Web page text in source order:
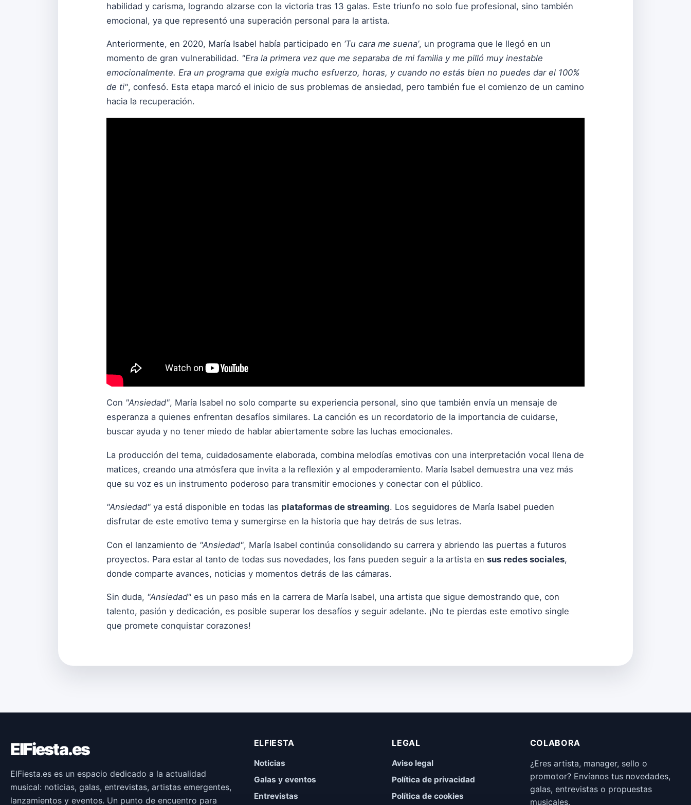
habilidad y carisma, logrando alzarse con la victoria tras 13 galas. Este triunfo no solo fue profesional, sino también
emocional, ya que representó una superación personal para la artista.
Anteriormente, en 2020, María Isabel había participado en ‘Tu cara me suena’, un programa que le llegó en un
momento de gran vulnerabilidad. "Era la primera vez que me separaba de mi familia y me pilló muy inestable
emocionalmente. Era un programa que exigía mucho esfuerzo, horas, y cuando no estás bien no puedes dar el 100%
de ti", confesó. Esta etapa marcó el inicio de sus problemas de ansiedad, pero también fue el comienzo de un camino
hacia la recuperación.
Con "Ansiedad", María Isabel no solo comparte su experiencia personal, sino que también envía un mensaje de
esperanza a quienes enfrentan desafíos similares. La canción es un recordatorio de la importancia de cuidarse,
buscar ayuda y no tener miedo de hablar abiertamente sobre las luchas emocionales.
La producción del tema, cuidadosamente elaborada, combina melodías emotivas con una interpretación vocal llena de
matices, creando una atmósfera que invita a la reflexión y al empoderamiento. María Isabel demuestra una vez más
que su voz es un instrumento poderoso para transmitir emociones y conectar con el público.
"Ansiedad" ya está disponible en todas las plataformas de streaming. Los seguidores de María Isabel pueden
disfrutar de este emotivo tema y sumergirse en la historia que hay detrás de sus letras.
Con el lanzamiento de "Ansiedad", María Isabel continúa consolidando su carrera y abriendo las puertas a futuros
proyectos. Para estar al tanto de todas sus novedades, los fans pueden seguir a la artista en sus redes sociales,
donde comparte avances, noticias y momentos detrás de las cámaras.
Sin duda, "Ansiedad" es un paso más en la carrera de María Isabel, una artista que sigue demostrando que, con
talento, pasión y dedicación, es posible superar los desafíos y seguir adelante. ¡No te pierdas este emotivo single
que promete conquistar corazones!
ElFiesta.es
ElFiesta.es es un espacio dedicado a la actualidad
musical: noticias, galas, entrevistas, artistas emergentes,
lanzamientos y eventos. Un punto de encuentro para
ELFIESTA
Noticias
Galas y eventos
Entrevistas
LEGAL
Aviso legal
Política de privacidad
Política de cookies
COLABORA
¿Eres artista, manager, sello o
promotor? Envíanos tus novedades,
galas, entrevistas o propuestas
musicales.